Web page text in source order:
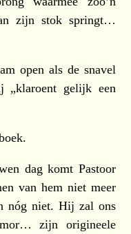
zijn stok springt…
open als de snavel
gelijk een
dag komt Pastoor
van hem niet meer
niet. Hij zal ons
zijn origineele